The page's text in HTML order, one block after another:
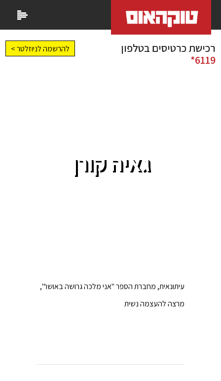
רכישת כרטיסים בטלפון
6119*
להרשמה לניוזלטר >
גאיה קורן
עיתונאית, מחברת הספר "אני מלכה גרושה באושר",
מרצה להעצמה נשית